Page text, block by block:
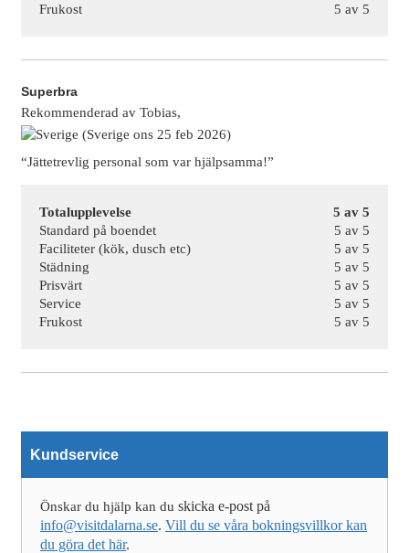
Frukost
5 av 5
Superbra
Rekommenderad av Tobias,
(Sverige ons 25 feb 2026)
“Jättetrevlig personal som var hjälpsamma!”
Totalupplevelse
5 av 5
Standard på boendet
5 av 5
Faciliteter (kök, dusch etc)
5 av 5
Städning
5 av 5
Prisvärt
5 av 5
Service
5 av 5
Frukost
5 av 5
Kundservice
Önskar du hjälp kan du skicka e-post på
info@visitdalarna.se. Vill du se våra bokningsvillkor kan
du göra det här.